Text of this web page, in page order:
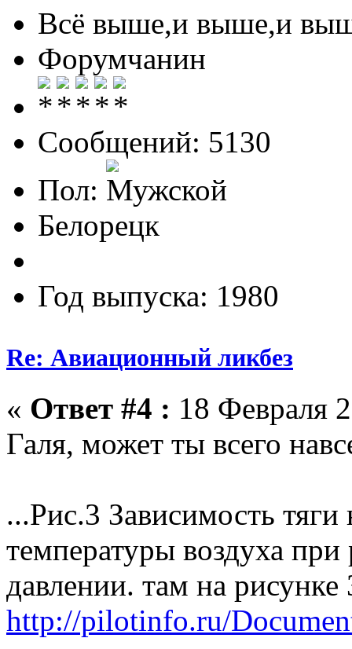
Всё выше,и выше,и
Форумчанин
Сообщений: 5130
Пол:
Белорецк
Год выпуска: 1980
Re: Авиационный ликбез
« Ответ #4 : 18 Февраля
Галя, может ты всего
...Рис.3 Зависимость
температуры воздуха
давлении. там на рисунке
http://pilotinfo.ru/